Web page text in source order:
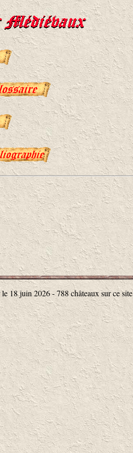
18 juin 2026 - 788 châteaux sur ce site